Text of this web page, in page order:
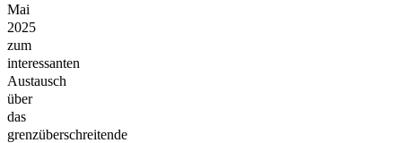
Mai
2025
zum
interessanten
Austausch
über
das
grenzüberschreitende